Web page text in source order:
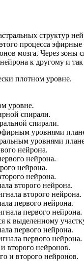
структур
процесса
мозга. Через
к другому и
плотном уровне.
уровне.
спирали.
спирали.
уровнями
уровнями
нейрона.
нейрона.
нейрона.
нейрона.
второго нейрона.
второго нейрона.
первого нейрона.
первого нейрона.
к выделенному
первого нейрона.
первого нейрона.
второго нейронов.
и второго нейронов.